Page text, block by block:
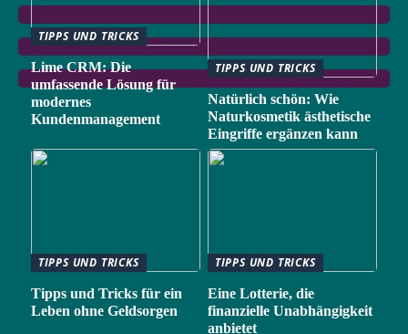
TIPPS UND TRICKS
Lime CRM: Die
umfassende Lösung für
modernes
Kundenmanagement
TIPPS UND TRICKS
Natürlich schön: Wie
Naturkosmetik ästhetische
Eingriffe ergänzen kann
TIPPS UND TRICKS
Tipps und Tricks für ein
Leben ohne Geldsorgen
TIPPS UND TRICKS
Eine Lotterie, die
finanzielle Unabhängigkeit
anbietet